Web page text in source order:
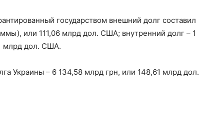
государством внешний долг составил
или 111,06 млрд дол. США; внутренний долг – 1
млрд дол. США.
Украины – 6 134,58 млрд грн, или 148,61 млрд дол.